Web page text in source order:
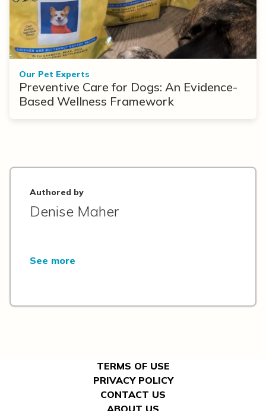
Our Pet Experts
Preventive Care for Dogs: An Evidence-
Based Wellness Framework
Authored by
Denise Maher
See more
TERMS OF USE
PRIVACY POLICY
CONTACT US
ABOUT US